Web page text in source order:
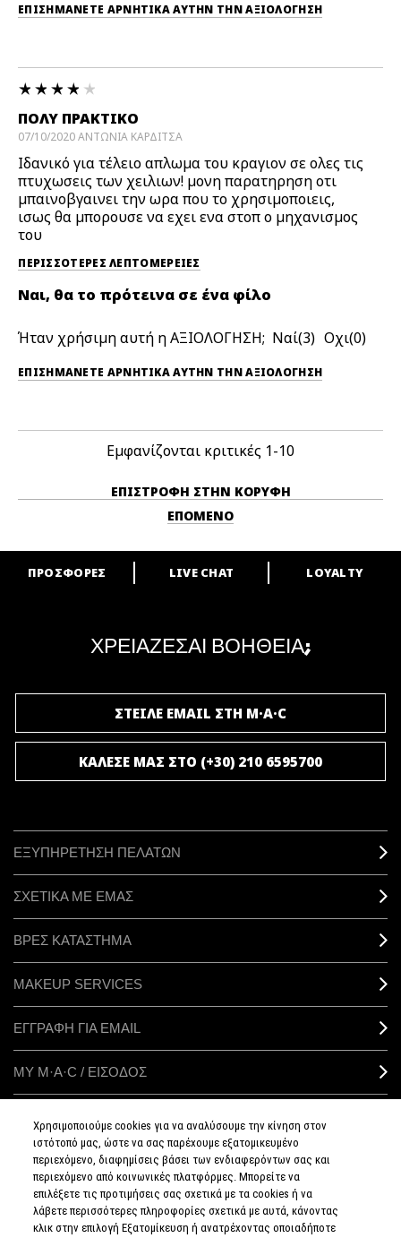
ΕΠΙΣΗΜΆΝΕΤΕ ΑΡΝΗΤΙΚΆ ΑΥΤΉΝ ΤΗΝ ΑΞΙΟΛΟΓΗΣΗ
ΠΟΛΥ ΠΡΑΚΤΙΚΟ
07/10/2020ΑΝΤΩΝΙΑ ΚΑΡΔΙΤΣΑ
Ιδανικό για τέλειο απλωμα του κραγιον σε ολες τις
πτυχωσεις των χειλιων! μονη παρατηρηση οτι
μπαινοβγαινει την ωρα που το χρησιμοποιεις,
ισως θα μπορουσε να εχει ενα στοπ ο μηχανισμος
του
ΠΕΡΙΣΣΌΤΕΡΕΣ ΛΕΠΤΟΜΈΡΕΙΕΣ
Ναι, θα το πρότεινα σε ένα φίλο
Ήταν χρήσιμη αυτή η ΑΞΙΟΛΟΓΗΣΗ; 3 0
ΕΠΙΣΗΜΆΝΕΤΕ ΑΡΝΗΤΙΚΆ ΑΥΤΉΝ ΤΗΝ ΑΞΙΟΛΟΓΗΣΗ
Εμφανίζονται κριτικές 1-10
ΕΠΙΣΤΡΟΦΉ ΣΤΗΝ ΚΟΡΥΦΉ
ΕΠΌΜΕΝΟ
ARE YOU A M·A·C LOVER?
ΠΡΟΣΦΟΡΕΣ LIVE CHAT LOYALTY
ΧΡΕΙΑΖΕΣΑΙ ΒΟΗΘΕΙΑ;
ΣΤΕΙΛΕ EMAIL ΣΤΗ M·A·C
ΚΑΛΕΣΕ ΜΑΣ ΣΤΟ (+30) 210 6595700
ΕΞΥΠΗΡΕΤΗΣΗ ΠΕΛΑΤΩΝ
ΣΧΕΤΙΚΑ ΜΕ ΕΜΑΣ
ΒΡΕΣ ΚΑΤΑΣΤΗΜΑ
MAKEUP SERVICES
ΕΓΓΡΑΦΗ ΓΙΑ EMAIL
ΜΥ M·A·C / ΕΙΣΟΔΟΣ
ΣΥΝΔΕΘΕΙΤΕ
Χρησιμοποιούμε cookies για να αναλύσουμε την κίνηση στον
ιστότοπό μας, ώστε να σας παρέχουμε εξατομικευμένο
περιεχόμενο, διαφημίσεις βάσει των ενδιαφερόντων σας και
περιεχόμενο από κοινωνικές πλατφόρμες. Μπορείτε να
επιλέξετε τις προτιμήσεις σας σχετικά με τα cookies ή να
λάβετε περισσότερες πληροφορίες σχετικά με αυτά, κάνοντας
κλικ στην επιλογή Εξατομίκευση ή ανατρέχοντας οποιαδήποτε